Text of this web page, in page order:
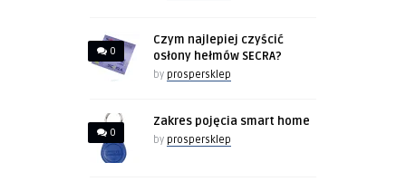
0
Czym najlepiej czyścić
osłony hełmów SECRA?
by prospersklep
0
Zakres pojęcia smart home
by prospersklep